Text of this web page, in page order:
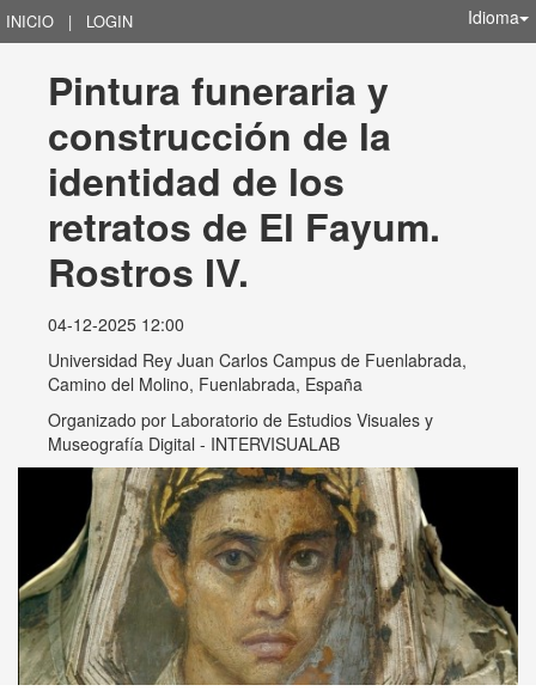
INICIO | LOGIN Idioma
Pintura funeraria y
construcción de la
identidad de los
retratos de El Fayum.
Rostros IV.
04-12-2025 12:00
Universidad Rey Juan Carlos Campus de Fuenlabrada,
Camino del Molino, Fuenlabrada, España
Organizado por Laboratorio de Estudios Visuales y
Museografía Digital - INTERVISUALAB